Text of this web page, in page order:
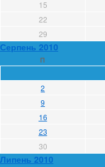
15
22
29
Серпень 2010
П
2
9
16
23
30
Липень 2010